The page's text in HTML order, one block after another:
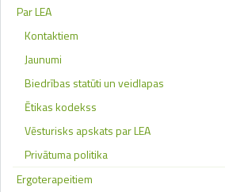
Par LEA
Kontaktiem
Jaunumi
Biedrības statūti un veidlapas
Ētikas kodekss
Vēsturisks apskats par LEA
Privātuma politika
Ergoterapeitiem